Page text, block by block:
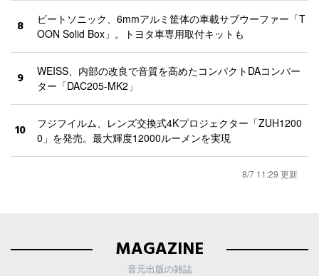
8
ビートソニック、6mmアルミ筐体の車載サブウーファー「T
OON Solid Box」。トヨタ車専用取付キットも
9
WEISS、内部の改良で音質を高めたコンパクトDAコンバー
ター「DAC205-MK2」
10
フジフイルム、レンズ交換式4Kプロジェクター「ZUH1200
0」を発売。最大輝度12000ルーメンを実現
8/7 11:29 更新
MAGAZINE
音元出版の雑誌